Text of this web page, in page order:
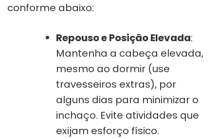
conforme abaixo:
Repouso e Posição Elevada:
Mantenha a cabeça elevada,
mesmo ao dormir (use
travesseiros extras), por
alguns dias para minimizar o
inchaço. Evite atividades que
exijam esforço físico.